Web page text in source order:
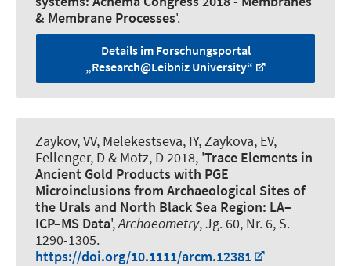
& Membrane Processes'.
Details im Forschungsportal
„Research@Leibniz University“
Zaykov, VV, Melekestseva, IY, Zaykova, EV,
Fellenger, D & Motz, D 2018, 'Trace Elements in
Ancient Gold Products with PGE
Microinclusions from Archaeological Sites of
the Urals and North Black Sea Region: LA–
ICP–MS Data',Archaeometry, Jg. 60, Nr. 6, S.
1290-1305.
https://doi.org/10.1111/arcm.12381